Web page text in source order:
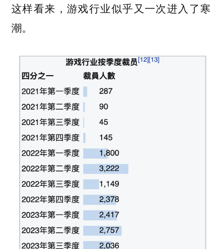
这样看来，游戏行业似乎又一次进入了寒
潮。